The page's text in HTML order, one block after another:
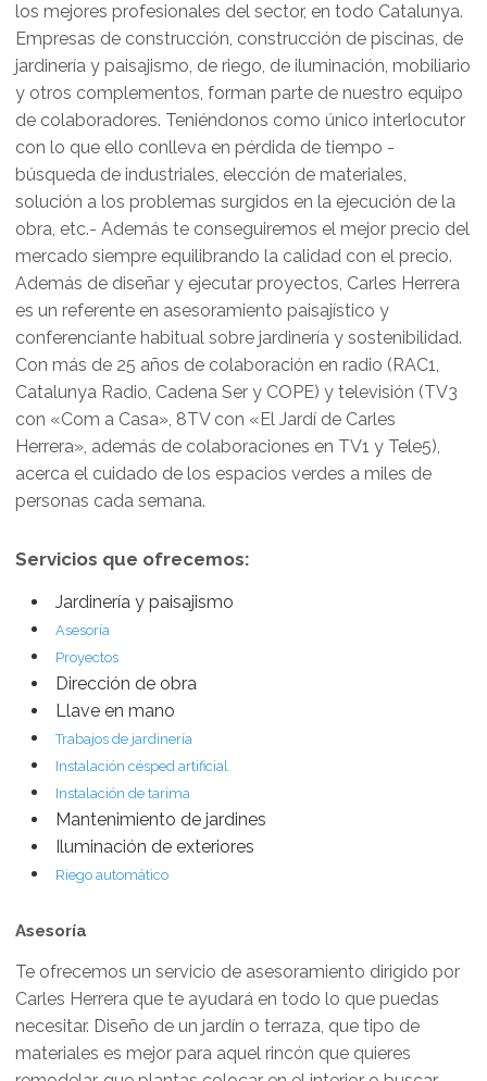
los mejores profesionales del sector, en todo Catalunya.
Empresas de construcción, construcción de piscinas, de
jardinería y paisajismo, de riego, de iluminación, mobiliario
y otros complementos, forman parte de nuestro equipo
de colaboradores. Teniéndonos como único interlocutor
con lo que ello conlleva en pérdida de tiempo -
búsqueda de industriales, elección de materiales,
solución a los problemas surgidos en la ejecución de la
obra, etc.- Además te conseguiremos el mejor precio del
mercado siempre equilibrando la calidad con el precio.
Además de diseñar y ejecutar proyectos, Carles Herrera
es un referente en asesoramiento paisajístico y
conferenciante habitual sobre jardinería y sostenibilidad.
Con más de 25 años de colaboración en radio (RAC1,
Catalunya Radio, Cadena Ser y COPE) y televisión (TV3
con «Com a Casa», 8TV con «El Jardí de Carles
Herrera», además de colaboraciones en TV1 y Tele5),
acerca el cuidado de los espacios verdes a miles de
personas cada semana.
Servicios que ofrecemos:
Jardinería y paisajismo
Asesoría
Proyectos
Dirección de obra
Llave en mano
Trabajos de jardinería
Instalación césped artificial
Instalación de tarima
Mantenimiento de jardines
Iluminación de exteriores
Riego automático
Asesoría
Te ofrecemos un servicio de asesoramiento dirigido por
Carles Herrera que te ayudará en todo lo que puedas
necesitar. Diseño de un jardín o terraza, que tipo de
materiales es mejor para aquel rincón que quieres